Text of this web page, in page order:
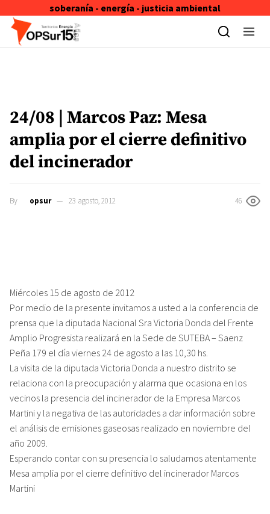
soberanía - energía - justicia ambiental
Skip to content
24/08 | Marcos Paz: Mesa
amplia por el cierre definitivo
del incinerador
By opsur 23 agosto, 2012 46
Miércoles 15 de agosto de 2012
Por medio de la presente invitamos a usted a la conferencia de
prensa que la diputada Nacional Sra Victoria Donda del Frente
Amplio Progresista realizará en la Sede de SUTEBA – Saenz
Peña 179 el día viernes 24 de agosto a las 10,30 hs.
La visita de la diputada Victoria Donda a nuestro distrito se
relaciona con la preocupación y alarma que ocasiona en los
vecinos la presencia del incinerador de la Empresa Marcos
Martini y la negativa de las autoridades a dar información sobre
el análisis de emisiones gaseosas realizado en noviembre del
año 2009.
Esperando contar con su presencia lo saludamos atentamente
Mesa amplia por el cierre definitivo del incinerador Marcos
Martini